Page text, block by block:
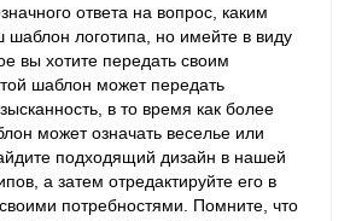
ответа на вопрос, каким
шаблон логотипа, но имейте в виду
вы хотите передать своим
шаблон может передать
в то время как более
может означать веселье или
подходящий дизайн в нашей
а затем отредактируйте его в
своими потребностями. Помните, что